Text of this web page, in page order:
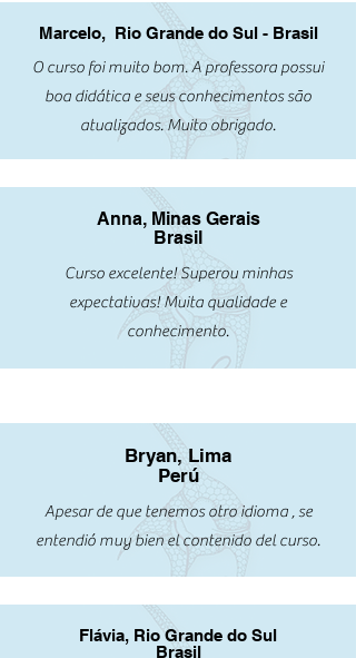
Marcelo, Rio Grande do Sul - Brasil
O curso foi muito bom. A professora possui
boa didática e seus conhecimentos são
atualizados. Muito obrigado.
Anna, Minas Gerais
Brasil
Curso excelente! Superou minhas
expectativas! Muita qualidade e
conhecimento.
Bryan, Lima
Perú
Apesar de que tenemos otro idioma , se
entendió muy bien el contenido del curso.
Flávia, Rio Grande do Sul
Brasil